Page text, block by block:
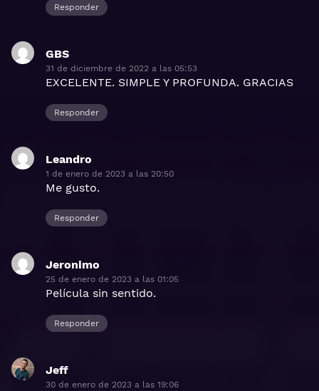
Responder
GBS
31 de diciembre de 2022 a las 05:53
EXCELENTE. SIMPLE Y PROFUNDA. GRACIAS
Responder
Leandro
1 de enero de 2023 a las 20:50
Me gusto.
Responder
Jeronimo
25 de enero de 2023 a las 01:05
Película sin sentido.
Responder
Jeff
30 de enero de 2023 a las 19:06